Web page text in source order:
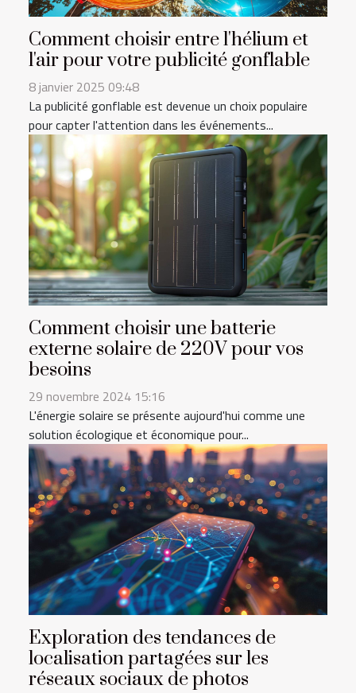
Comment choisir entre l'hélium et
l'air pour votre publicité gonflable
8 janvier 2025 09:48
La publicité gonflable est devenue un choix populaire
pour capter l'attention dans les événements...
Comment choisir une batterie
externe solaire de 220V pour vos
besoins
29 novembre 2024 15:16
L'énergie solaire se présente aujourd'hui comme une
solution écologique et économique pour...
Exploration des tendances de
localisation partagées sur les
réseaux sociaux de photos